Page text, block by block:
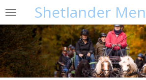
Ga
naar
de
hoofdinhoud
Shetlander